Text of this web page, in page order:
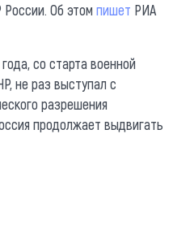
Об этом пишет РИА
со старта военной
не раз выступал с
разрешения
продолжает выдвигать